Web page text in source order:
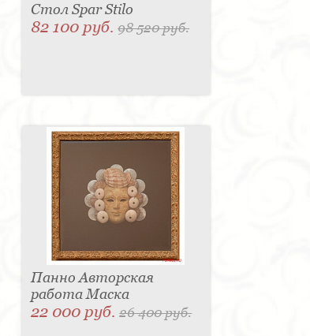
Стол Spar Stilo
82 100 руб.98 520 руб.
Панно Авторская
работа Маска
22 000 руб.26 400 руб.